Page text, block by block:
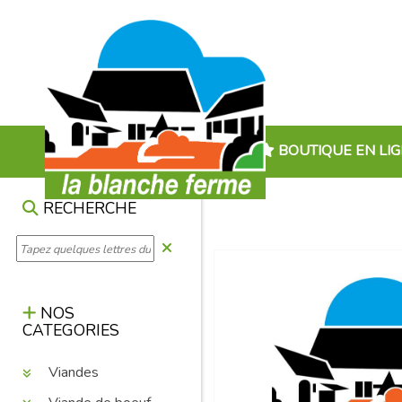
BOUTIQUE EN
RECHERCHE
NOS
CATEGORIES
Viandes